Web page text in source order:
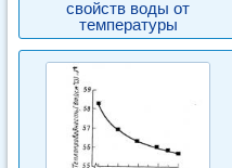
свойств воды от
температуры